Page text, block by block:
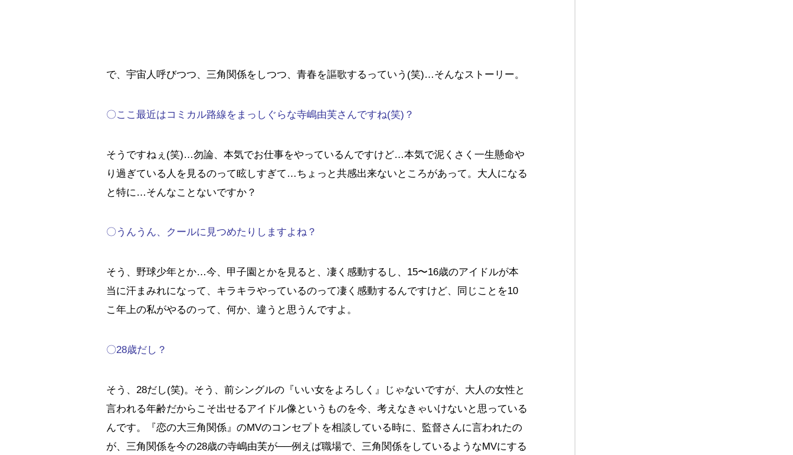
で、宇宙人呼びつつ、三角関係をしつつ、青春を謳歌するっていう(笑)…そんなストーリー。
〇ここ最近はコミカル路線をまっしぐらな寺嶋由芙さんですね(笑)？
そうですねぇ(笑)…勿論、本気でお仕事をやっているんですけど…本気で泥くさく一生懸命や
り過ぎている人を見るのって眩しすぎて…ちょっと共感出来ないところがあって。大人になる
と特に…そんなことないですか？
〇うんうん、クールに見つめたりしますよね？
そう、野球少年とか…今、甲子園とかを見ると、凄く感動するし、15〜16歳のアイドルが本
当に汗まみれになって、キラキラやっているのって凄く感動するんですけど、同じことを10
こ年上の私がやるのって、何か、違うと思うんですよ。
〇28歳だし？
そう、28だし(笑)。そう、前シングルの『いい女をよろしく』じゃないですが、大人の女性と
言われる年齢だからこそ出せるアイドル像というものを今、考えなきゃいけないと思っている
んです。『恋の大三角関係』のMVのコンセプトを相談している時に、監督さんに言われたの
が、三角関係を今の28歳の寺嶋由芙が──例えば職場で、三角関係をしているようなMVにする